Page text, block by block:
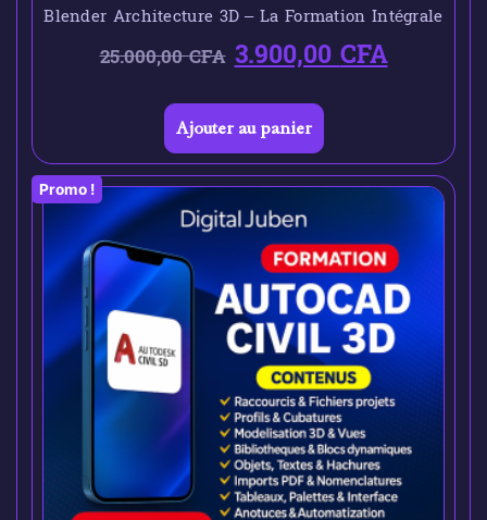
Blender Architecture 3D – La Formation Intégrale
25.000,00CFA 3.900,00CFA
Ajouter au panier
Promo !